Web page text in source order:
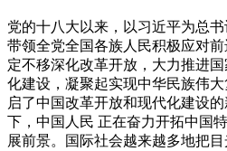
党的十八大以来，以习近平为总
带领全党全国各族人民积极应对
定不移深化改革开放，大力推进
化建设，凝聚起实现中华民族伟
启了中国改革开放和现代化建设
下，中国人民 正在奋力开拓中国
展前景。国际社会越来越多地把